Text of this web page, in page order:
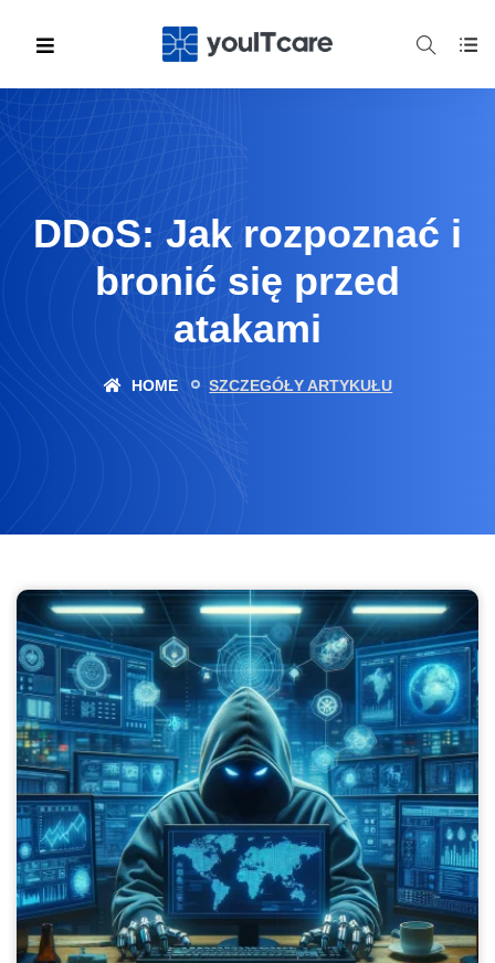
DDoS: Jak rozpoznać i
bronić się przed
atakami
HOME SZCZEGÓŁY ARTYKUŁU